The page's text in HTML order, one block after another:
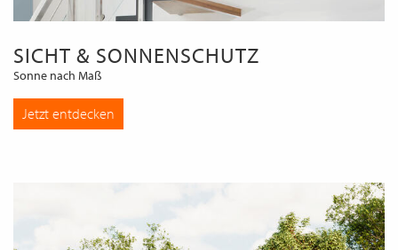
SICHT & SONNENSCHUTZ
Sonne nach Maß
Jetzt entdecken